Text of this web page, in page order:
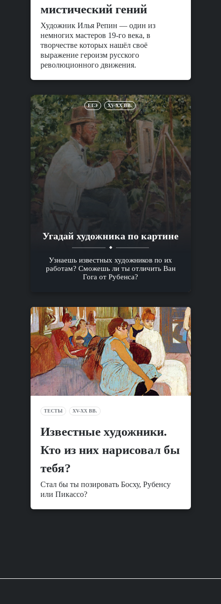
мистический гений
Художник Илья Репин — один из
немногих мастеров 19-го века, в
творчестве которых нашёл своё
выражение героизм русского
революционного движения.
ЕГЭ XV-XX ВВ.
Угадай художника по картине
Узнаешь известных художников по их
работам? Сможешь ли ты отличить Ван
Гога от Рубенса?
ТЕСТЫ XV-XX ВВ.
Известные художники.
Кто из них нарисовал бы
тебя?
Стал бы ты позировать Босху, Рубенсу
или Пикассо?